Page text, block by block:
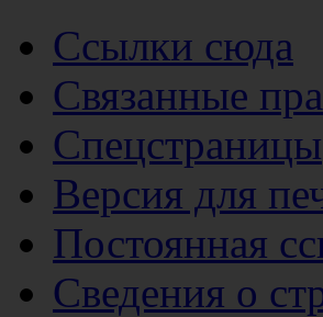
Ссылки сюда
Связанные
Спецстраницы
Версия для
Постоянная
Сведения о